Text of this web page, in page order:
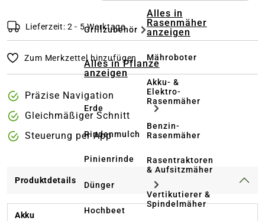
Grillzubehör
Alles in Pflanze
anzeigen
Erde
Rindenmulch
Pinienrinde
Dünger
Hochbeet
Alles in
Rasenmäher
anzeigen
Mähroboter
Akku- &
Elektro-
Rasenmäher
Benzin-
Rasenmäher
Rasentraktoren
& Aufsitzmäher
Vertikutierer &
Spindelmäher
Lieferzeit: 2 - 5 Werktage
Zum Merkzettel hinzufügen
Präzise Navigation
Gleichmäßiger Schnitt
Steuerung per App
Produktdetails
Akku